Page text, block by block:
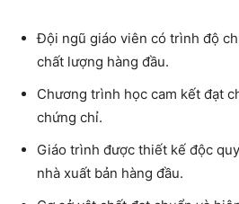
Đội ngũ giáo viên có trình độ
chất lượng hàng đầu.
Chương trình học cam kết đạt
chứng chỉ.
Giáo trình được thiết kế độc
nhà xuất bản hàng đầu.